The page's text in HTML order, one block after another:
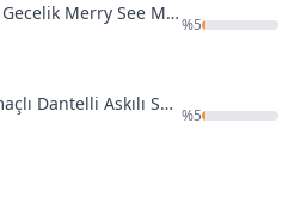
Dantelli Şık Saten Gecelik Merry See MS 2375 Siyah
%5
Yanı Komple Yırtmaçlı Dantelli Askılı Saten Gecelik Miss Laris 2144
%5